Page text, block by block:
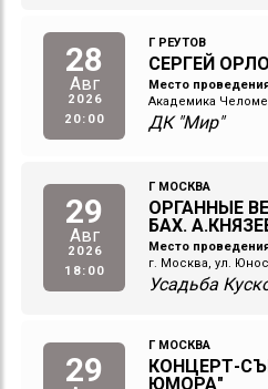
28
Авг
2026
20:00
Г РЕУТОВ
СЕРГЕЙ
Место
Академика
ДК "Мир"
29
Авг
2026
18:00
Г МОСКВА
ОРГАННЫЕ
БАХ.
Место
г. Москва, ул.
Усадьба
29
Г МОСКВА
КОНЦЕРТ-
ЮМОРА"